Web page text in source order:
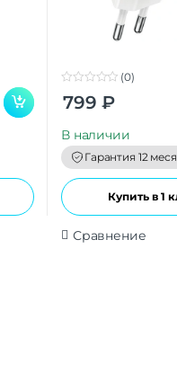
o
o
(0)
799 ₽
В наличии
Гарантия 12
Купить в 1
Сравнение